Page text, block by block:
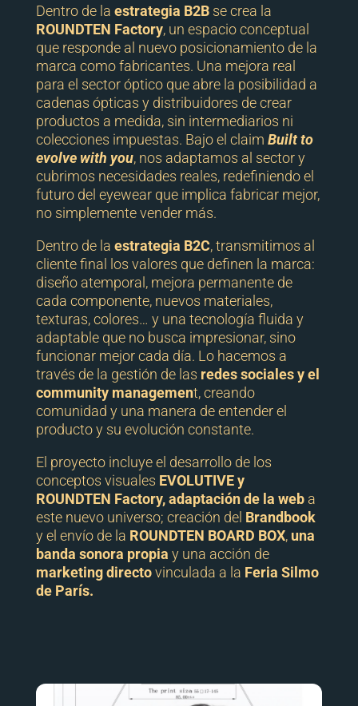
Dentro de la estrategia B2Bse crea la
ROUNDTEN Factory, un espacio conceptual
que responde al nuevo posicionamiento de la
marca como fabricantes. Una mejora real
para el sector óptico que abre la posibilidad a
cadenas ópticas y distribuidores de crear
productos a medida, sin intermediarios ni
colecciones impuestas. Bajo el claim Built to
evolve with you, nos adaptamos al sector y
cubrimos necesidades reales, redefiniendo el
futuro del eyewear que implica fabricar mejor,
no simplemente vender más.
Dentro de la estrategia B2C, transmitimos al
cliente final los valores que definen la marca:
diseño atemporal, mejora permanente de
cada componente, nuevos materiales,
texturas, colores… y una tecnología fluida y
adaptable que no busca impresionar, sino
funcionar mejor cada día. Lo hacemos a
través de la gestión de las redes sociales y el
community management, creando
comunidad y una manera de entender el
producto y su evolución constante.
El proyecto incluye el desarrollo de los
conceptos visuales EVOLUTIVE y
ROUNDTEN Factory, adaptación de la web a
este nuevo universo; creación del Brandbook
y el envío de la ROUNDTEN BOARD BOX, una
banda sonora propia y una acción de
marketing directovinculada a la Feria Silmo
de París.